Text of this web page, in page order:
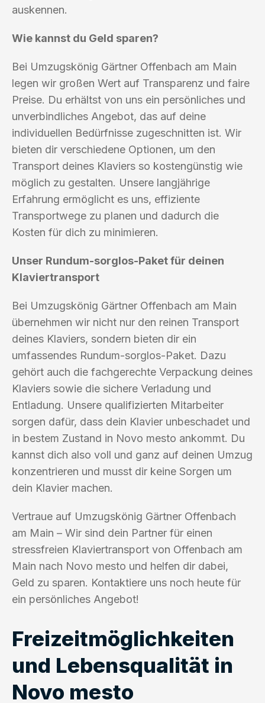
auskennen.
Wie kannst du Geld sparen?
Bei Umzugskönig Gärtner Offenbach am Main
legen wir großen Wert auf Transparenz und faire
Preise. Du erhältst von uns ein persönliches und
unverbindliches Angebot, das auf deine
individuellen Bedürfnisse zugeschnitten ist. Wir
bieten dir verschiedene Optionen, um den
Transport deines Klaviers so kostengünstig wie
möglich zu gestalten. Unsere langjährige
Erfahrung ermöglicht es uns, effiziente
Transportwege zu planen und dadurch die
Kosten für dich zu minimieren.
Unser Rundum-sorglos-Paket für deinen
Klaviertransport
Bei Umzugskönig Gärtner Offenbach am Main
übernehmen wir nicht nur den reinen Transport
deines Klaviers, sondern bieten dir ein
umfassendes Rundum-sorglos-Paket. Dazu
gehört auch die fachgerechte Verpackung deines
Klaviers sowie die sichere Verladung und
Entladung. Unsere qualifizierten Mitarbeiter
sorgen dafür, dass dein Klavier unbeschadet und
in bestem Zustand in Novo mesto ankommt. Du
kannst dich also voll und ganz auf deinen Umzug
konzentrieren und musst dir keine Sorgen um
dein Klavier machen.
Vertraue auf Umzugskönig Gärtner Offenbach
am Main – Wir sind dein Partner für einen
stressfreien Klaviertransport von Offenbach am
Main nach Novo mesto und helfen dir dabei,
Geld zu sparen. Kontaktiere uns noch heute für
ein persönliches Angebot!
Freizeitmöglichkeiten
und Lebensqualität in
Novo mesto